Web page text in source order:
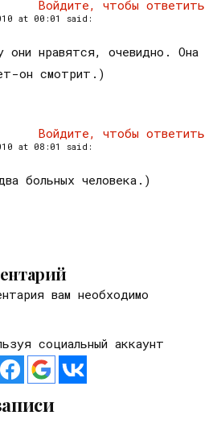
at 00:01 said:
они нравятся, очевидно. Она
он смотрит.)
Войдите, чтобы ответить
at 08:01 said:
больных человека.)
Войдите, чтобы ответить
вам необходимо
социальный аккаунт